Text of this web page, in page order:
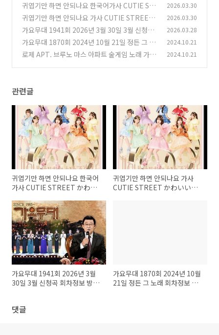
귀엽기만 하면 안되나요 한국어가사 CUTIE ST
REET かわいいだけじゃだめですか 카와이이
다케쟈 다메데스카 (0)
2026.03.30
귀엽기만 하면 안되나요 가사 CUTIE STREET
かわいいだけじゃだめですか 카와이이다케쟈
다메데스카 해석 번역 노래방 번호 (0)
2026.03.30
가요무대 1941회 2026년 3월 30일 3월 신청곡
회차정보 방송시간 오늘 출연진 원곡 미리보기 미
리듣기 MC 사회자 김동건 방청신청 방법 주차 녹
화시간
2026.03.28
가요무대 1870회 2024년 10월 21일 정든 그 노
래 회차정보 방송시간 오늘 출연진 원곡 미리보기
2024.10.21
로제 APT. 브루노 마스 아파트 술게임 노래 가사
2024.10.21
관련글
귀엽기만 하면 안되나요 한국어
가사 CUTIE STREET かわい
이다케쟈 다메데스카
귀엽기만 하면 안되나요 가사
CUTIE STREET かわいいだ
가요무대 1941회 2026년 3월
30일 3월 신청곡 회차정보 방송
청신청 방법 주차 녹화시간
가요무대 1870회 2024년 10월
21일 정든 그 노래 회차정보 방
댓글